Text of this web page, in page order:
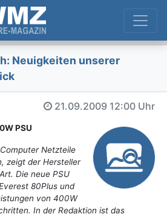
Neuigkeiten unserer
21.09.2009 12:00 Uhr
PSU
Netzteile
zeigt der Hersteller
Die neue PSU
80Plus und
von 400W
In der Redaktion ist das